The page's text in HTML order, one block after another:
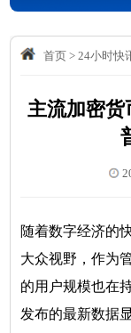
首页> 24小时快
主流加密货
随着数字经济的
大众视野，作为
的用户规模也在
发布的最新数据